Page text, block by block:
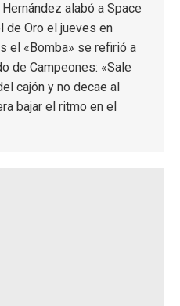
alabó a Space
de Oro el jueves en
el «Bomba» se refirió a
de Campeones: «Sale
cajón y no decae al
bajar el ritmo en el